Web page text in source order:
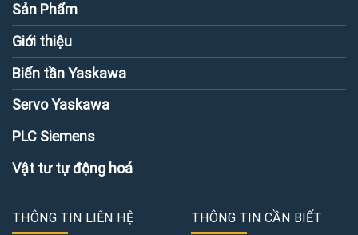
Sản Phẩm
Giới thiệu
Biến tần Yaskawa
Servo Yaskawa
PLC Siemens
Vật tư tự động hoá
THÔNG TIN LIÊN HỆ THÔNG TIN CẦN BIẾT